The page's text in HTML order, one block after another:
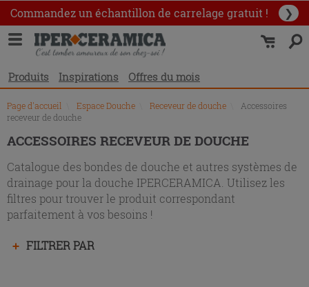
Commandez un échantillon de carrelage gratuit ! ❯
Produits Inspirations Offres du mois
Page d'accueil Espace Douche Receveur de douche
Accessoires
receveur de douche
ACCESSOIRES RECEVEUR DE DOUCHE
Catalogue des bondes de douche et autres systèmes de
drainage pour la douche IPERCERAMICA. Utilisez les
filtres pour trouver le produit correspondant
parfaitement à vos besoins !
Liste
des
produits
FILTRER PAR
Appuyez